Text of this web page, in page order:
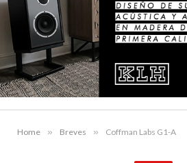
Home » Breves » Coffman Labs G1-A